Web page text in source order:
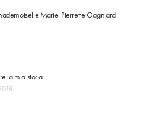
Marie-Pierrette Gagniard
la mia storia